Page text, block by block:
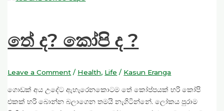
තේ ද? කෝපි ද ?
Leave a Comment / Health, Life / Kasun Eranga
ගොඩක් අය උදේට ඇහැරෙනකොටම තේ කෝප්පයක් හරි කෝපි
එකක් හරි බොන්න බලාගෙන තමයි නැගිටින්නේ. ලෝකය පුරාම